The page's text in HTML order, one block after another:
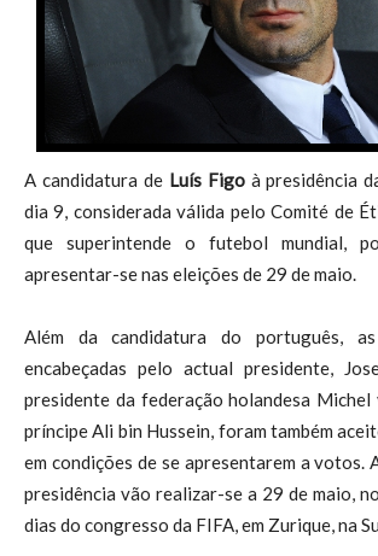
A candidatura de Luís Figoà presidência
dia 9, considerada válida pelo Comité de
que superintende o futebol mundial,
apresentar-se nas eleições de 29 de maio.
Além da candidatura do português,
encabeçadas pelo actual presidente,
presidente da federação holandesa
príncipe Ali bin Hussein, foram também
em condições de se apresentarem a votos.
presidência vão realizar-se a 29 de maio,
dias do congresso da FIFA, em Zurique, na